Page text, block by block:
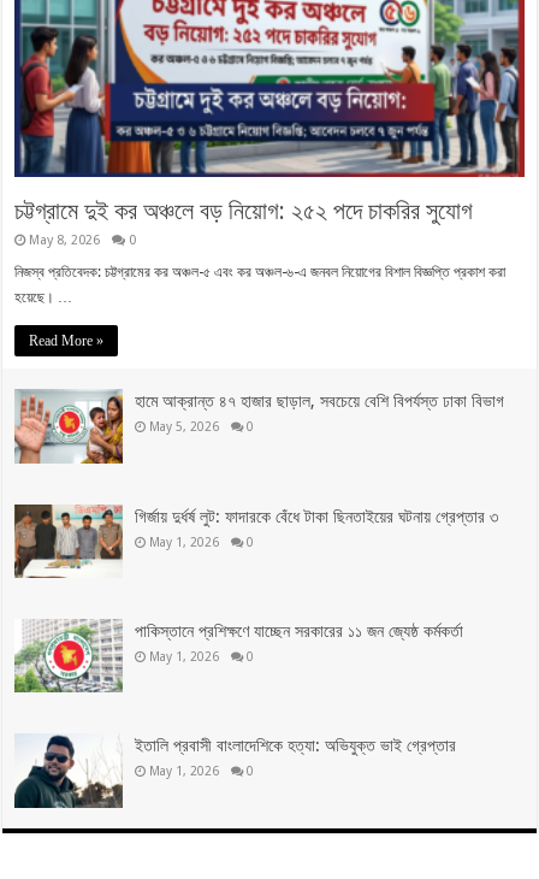
চট্টগ্রামে দুই কর অঞ্চলে বড় নিয়োগ: ২৫২ পদে চাকরির সুযোগ
May 8, 2026 0
নিজস্ব প্রতিবেদক: চট্টগ্রামের কর অঞ্চল-৫ এবং কর অঞ্চল-৬-এ জনবল নিয়োগের বিশাল বিজ্ঞপ্তি প্রকাশ করা
হয়েছে। …
Read More »
হামে আক্রান্ত ৪৭ হাজার ছাড়াল, সবচেয়ে বেশি বিপর্যস্ত ঢাকা বিভাগ
May 5, 2026 0
গির্জায় দুর্ধর্ষ লুট: ফাদারকে বেঁধে টাকা ছিনতাইয়ের ঘটনায় গ্রেপ্তার ৩
May 1, 2026 0
পাকিস্তানে প্রশিক্ষণে যাচ্ছেন সরকারের ১১ জন জ্যেষ্ঠ কর্মকর্তা
May 1, 2026 0
ইতালি প্রবাসী বাংলাদেশিকে হত্যা: অভিযুক্ত ভাই গ্রেপ্তার
May 1, 2026 0